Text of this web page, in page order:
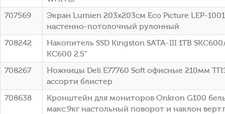
707569
Экран Lumien 203x203см Eco Picture LEP-
настенно-потолочный рулонный
708242
Накопитель SSD Kingston SATA-III 1TB
KC600 2.5"
708267
Ножницы Deli E77760 Soft офисные 210мм
ассорти блистер
708638
Кронштейн для мониторов Onkron G100
макс.9кг настольный поворот и наклон